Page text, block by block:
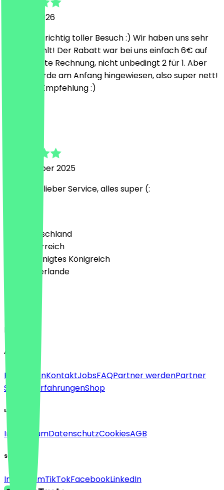
19. März 2026
Es war ein richtig toller Besuch :) Wir haben uns sehr
wohl gefühlt! Der Rabatt war bei uns einfach 6€ auf
die gesamte Rechnung, nicht unbedingt 2 für 1. Aber
darauf wurde am Anfang hingewiesen, also super nett!
Absolute Empfehlung :)
11. November 2025
Sehr sehr lieber Service, alles super (:
🇩🇪 Deutschland
🇦🇹 Österreich
🇬🇧 Vereinigtes Königreich
🇳🇱 Niederlande
Sprache
Deutsch
English
About
Für FirmenKontaktJobsFAQPartner werdenPartner
Support
ErfahrungenShop
Legal
ImpressumDatenschutzCookiesAGB
Social
InstagramTikTokFacebookLinkedIn